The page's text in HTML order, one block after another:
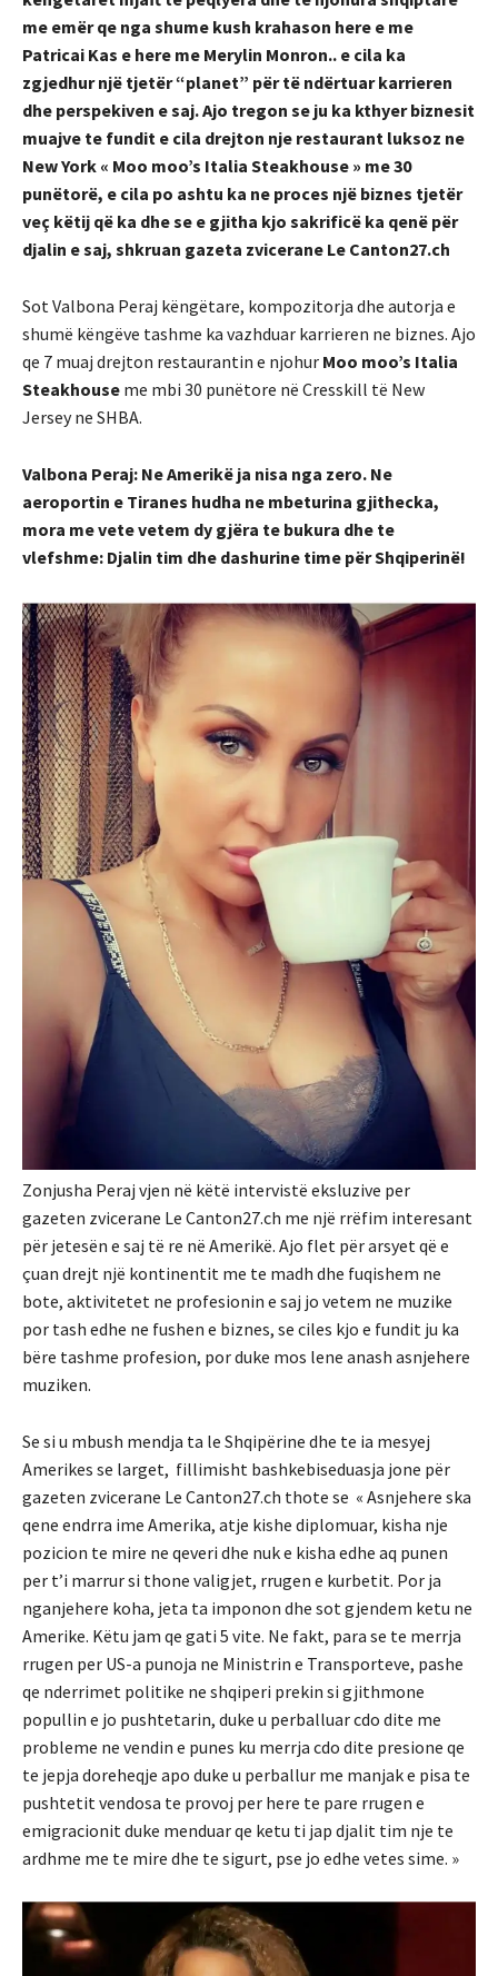
me emër qe nga shume kush krahason here e me
Patricai Kas e here me Merylin Monron.. e cila ka
zgjedhur një tjetër “planet” për të ndërtuar karrieren
dhe perspekiven e saj. Ajo tregon se ju ka kthyer biznesit
muajve te fundit e cila drejton nje restaurant luksoz ne
New York « Moo moo’s Italia Steakhouse » me 30
punëtorë, e cila po ashtu ka ne proces një biznes tjetër
veç këtij që ka dhe se e gjitha kjo sakrificë ka qenë për
djalin e saj, shkruan gazeta zvicerane Le Canton27.ch
Sot Valbona Peraj këngëtare, kompozitorja dhe autorja e
shumë këngëve tashme ka vazhduar karrieren ne biznes. Ajo
qe 7 muaj drejton restaurantin e njohur Moo moo’s Italia
Steakhouse me mbi 30 punëtore në Cresskill të New
Jersey ne SHBA.
Valbona Peraj: Ne Amerikë ja nisa nga zero. Ne
aeroportin e Tiranes hudha ne mbeturina gjithecka,
mora me vete vetem dy gjëra te bukura dhe te
vlefshme: Djalin tim dhe dashurine time për Shqiperinë!
Zonjusha Peraj vjen në këtë intervistë eksluzive per
gazeten zvicerane Le Canton27.ch me një rrëfim interesant
për jetesën e saj të re në Amerikë. Ajo flet për arsyet që e
çuan drejt një kontinentit me te madh dhe fuqishem ne
bote, aktivitetet ne profesionin e saj jo vetem ne muzike
por tash edhe ne fushen e biznes, se ciles kjo e fundit ju ka
bëre tashme profesion, por duke mos lene anash asnjehere
muziken.
Se si u mbush mendja ta le Shqipërine dhe te ia mesyej
Amerikes se larget, fillimisht bashkebiseduasja jone për
gazeten zvicerane Le Canton27.ch thote se « Asnjehere ska
qene endrra ime Amerika, atje kishe diplomuar, kisha nje
pozicion te mire ne qeveri dhe nuk e kisha edhe aq punen
per t’i marrur si thone valigjet, rrugen e kurbetit. Por ja
nganjehere koha, jeta ta imponon dhe sot gjendem ketu ne
Amerike. Këtu jam qe gati 5 vite. Ne fakt, para se te merrja
rrugen per US-a punoja ne Ministrin e Transporteve, pashe
qe nderrimet politike ne shqiperi prekin si gjithmone
popullin e jo pushtetarin, duke u perballuar cdo dite me
probleme ne vendin e punes ku merrja cdo dite presione qe
te jepja doreheqje apo duke u perballur me manjak e pisa te
pushtetit vendosa te provoj per here te pare rrugen e
emigracionit duke menduar qe ketu ti jap djalit tim nje te
ardhme me te mire dhe te sigurt, pse jo edhe vetes sime. »